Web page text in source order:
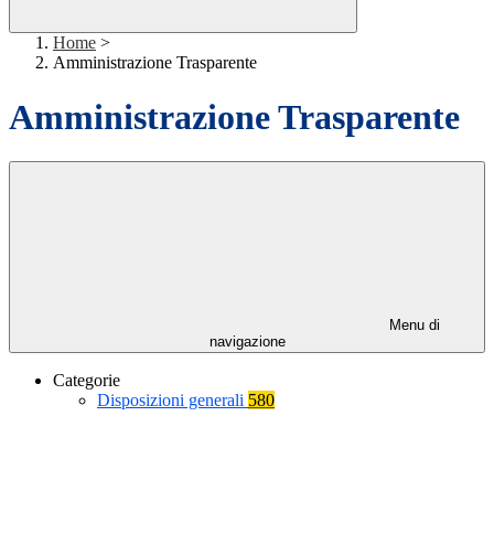
Home >
Amministrazione Trasparente
Amministrazione Trasparente
Menu di
navigazione
Categorie
Disposizioni generali 580